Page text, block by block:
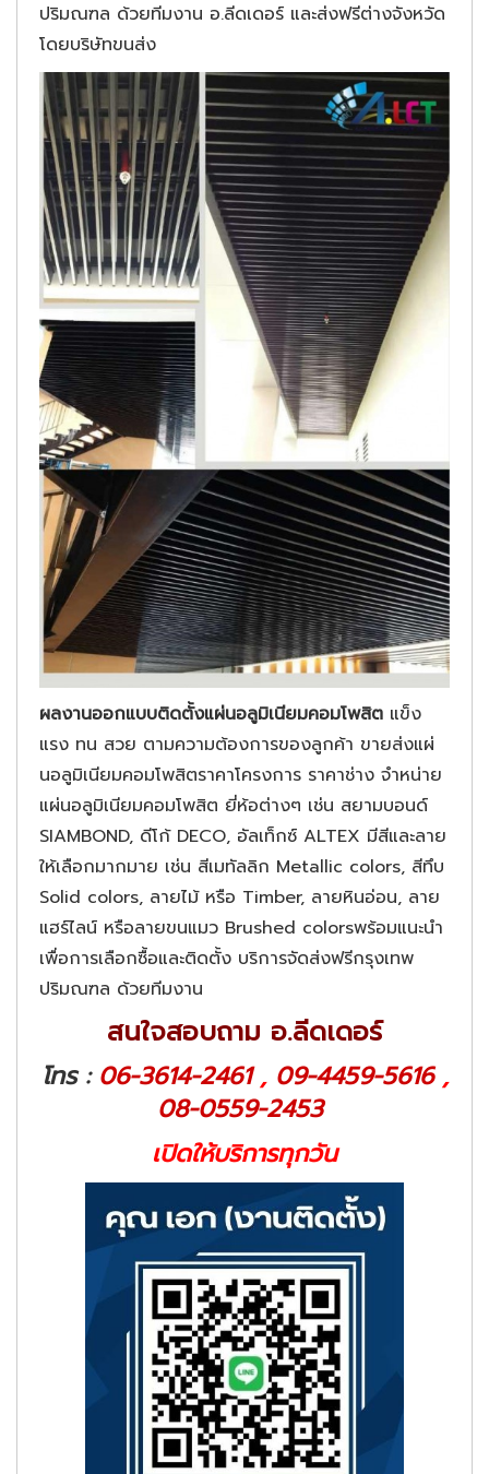
ปริมณฑล ด้วยทีมงาน อ.ลีดเดอร์ และส่งฟรีต่างจังหวัด
โดยบริษัทขนส่ง
ผลงานออกแบบติดตั้งแผ่นอลูมิเนียมคอมโพสิต แข็ง
แรง ทน สวย ตามความต้องการของลูกค้า ขายส่งแผ่
นอลูมิเนียมคอมโพสิตราคาโครงการ ราคาช่าง จำหน่าย
แผ่นอลูมิเนียมคอมโพสิต ยี่ห้อต่างๆ เช่น สยามบอนด์
SIAMBOND, ดีโก้ DECO, อัลเท็กซ์ ALTEX มีสีและลาย
ให้เลือกมากมาย เช่น สีเมทัลลิก Metallic colors, สีทึบ
Solid colors, ลายไม้ หรือ Timber, ลายหินอ่อน, ลาย
แฮร์ไลน์ หรือลายขนแมว Brushed colorsพร้อมแนะนำ
เพื่อการเลือกซื้อและติดตั้ง บริการจัดส่งฟรีกรุงเทพ
ปริมณฑล ด้วยทีมงาน
สนใจสอบถาม อ.ลีดเดอร์
โทร : 06-3614-2461, 09-4459-5616,
08-0559-2453
เปิดให้บริการทุกวัน